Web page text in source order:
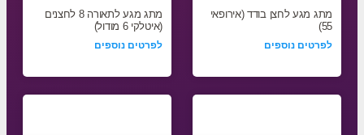
מתג מגע לחצן בודד (אירופאי
55)
לפרטים נוספים
מתג מגע לתאורה 8 לחצנים
(איטלקי 6 מודול)
לפרטים נוספים